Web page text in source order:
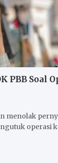
PBB Soal
menolak
operasi